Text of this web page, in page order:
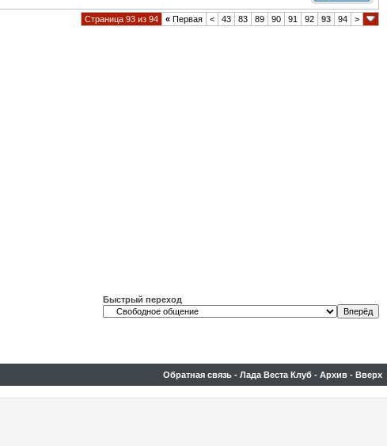
Страница 93 из 94 « Первая < 43 83 89 90 91 92 93 94 >
Быстрый переход
Обратная связь - Лада Веста Клуб - Архив - Вверх